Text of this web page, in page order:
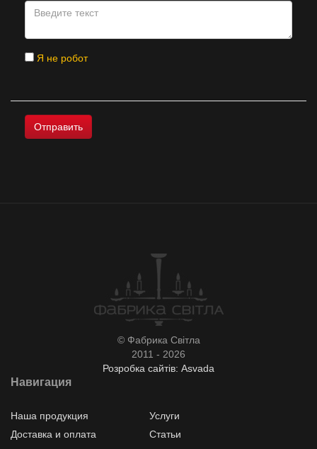
Я не робот
© Фабрика Світла
2011 - 2026
Розробка сайтів: Asvada
Навигация
Наша продукция
Услуги
Доставка и оплата
Статьи